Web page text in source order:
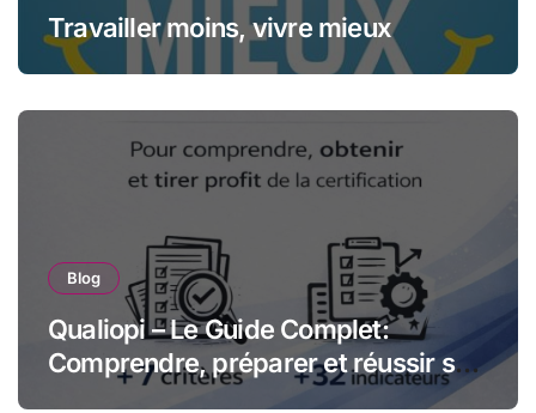
Travailler moins, vivre mieux
Blog
Qualiopi – Le Guide Complet:
Comprendre, préparer et réussir sa
certification qualité pour les